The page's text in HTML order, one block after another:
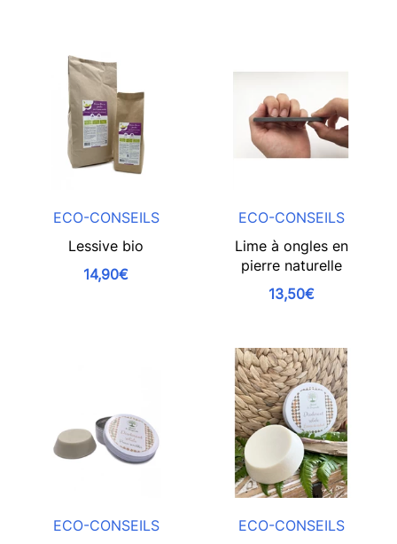
ECO-CONSEILS
Lessive bio
14,90€
ECO-CONSEILS
Lime à ongles en
pierre naturelle
13,50€
ECO-CONSEILS
ECO-CONSEILS